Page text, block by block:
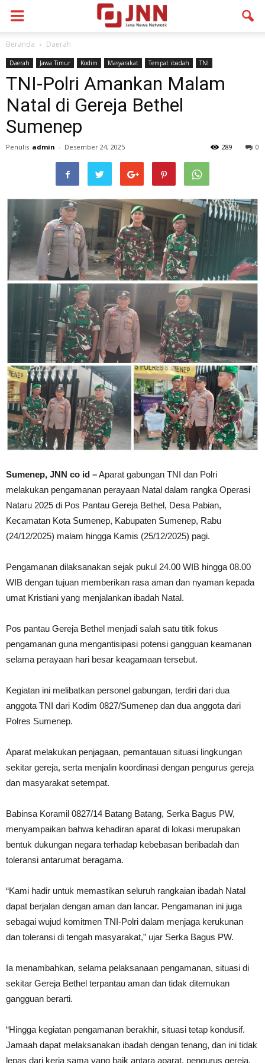
Beranda Daerah
Daerah Jawa Timur Kodim Masyarakat Tempat ibadah TNI
TNI-Polri Amankan Malam
Natal di Gereja Bethel
Sumenep
Penulis admin - Desember 24, 2025 0
289
Sumenep, JNN co id –Aparat gabungan TNI dan Polri
melakukan pengamanan perayaan Natal dalam rangka Operasi
Nataru 2025 di Pos Pantau Gereja Bethel, Desa Pabian,
Kecamatan Kota Sumenep, Kabupaten Sumenep, Rabu
(24/12/2025) malam hingga Kamis (25/12/2025) pagi.
Pengamanan dilaksanakan sejak pukul 24.00 WIB hingga 08.00
WIB dengan tujuan memberikan rasa aman dan nyaman kepada
umat Kristiani yang menjalankan ibadah Natal.
Pos pantau Gereja Bethel menjadi salah satu titik fokus
pengamanan guna mengantisipasi potensi gangguan keamanan
selama perayaan hari besar keagamaan tersebut.
Kegiatan ini melibatkan personel gabungan, terdiri dari dua
anggota TNI dari Kodim 0827/Sumenep dan dua anggota dari
Polres Sumenep.
Aparat melakukan penjagaan, pemantauan situasi lingkungan
sekitar gereja, serta menjalin koordinasi dengan pengurus gereja
dan masyarakat setempat.
Babinsa Koramil 0827/14 Batang Batang, Serka Bagus PW,
menyampaikan bahwa kehadiran aparat di lokasi merupakan
bentuk dukungan negara terhadap kebebasan beribadah dan
toleransi antarumat beragama.
“Kami hadir untuk memastikan seluruh rangkaian ibadah Natal
dapat berjalan dengan aman dan lancar. Pengamanan ini juga
sebagai wujud komitmen TNI-Polri dalam menjaga kerukunan
dan toleransi di tengah masyarakat,” ujar Serka Bagus PW.
Ia menambahkan, selama pelaksanaan pengamanan, situasi di
sekitar Gereja Bethel terpantau aman dan tidak ditemukan
gangguan berarti.
“Hingga kegiatan pengamanan berakhir, situasi tetap kondusif.
Jamaah dapat melaksanakan ibadah dengan tenang, dan ini tidak
lepas dari kerja sama yang baik antara aparat, pengurus gereja,